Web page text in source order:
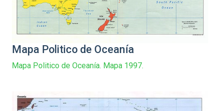
Mapa Politico de Oceanía
Mapa Politico de Oceanía. Mapa 1997.